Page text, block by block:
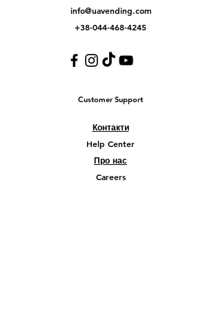
info@uavending.com
+38-044-468-4245
Customer Support
Контакти
Help Center
Про нас
Careers